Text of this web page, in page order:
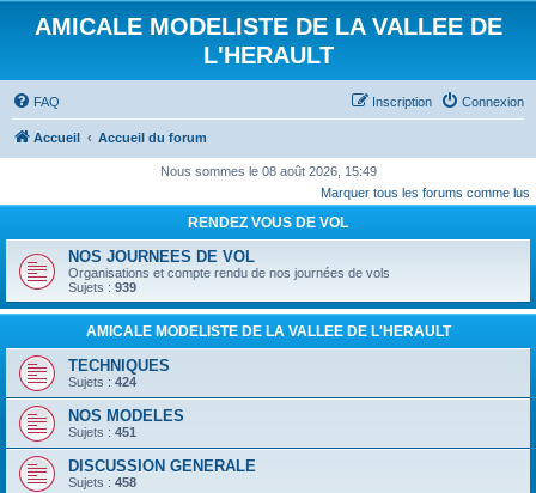
AMICALE MODELISTE DE LA VALLEE DE
L'HERAULT
FAQ Connexion
Inscription
Accueil Accueil du forum
Nous sommes le 08 août 2026, 15:49
Marquer tous les forums comme lus
RENDEZ VOUS DE VOL
NOS JOURNEES DE VOL
Organisations et compte rendu de nos journées de vols
Sujets : 939
AMICALE MODELISTE DE LA VALLEE DE L'HERAULT
TECHNIQUES
Sujets : 424
NOS MODELES
Sujets : 451
DISCUSSION GENERALE
Sujets : 458